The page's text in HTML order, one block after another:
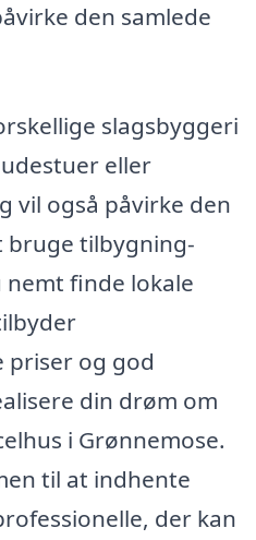
den samlede
slagsbyggeri
eller
vil også påvirke den
bruge tilbygning-
nemt finde lokale
og god
din drøm om
i Grønnemose.
til at indhente
der kan